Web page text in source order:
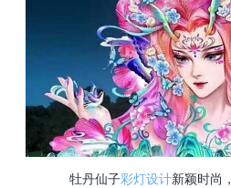
牡丹仙子彩灯设计新颖时尚，